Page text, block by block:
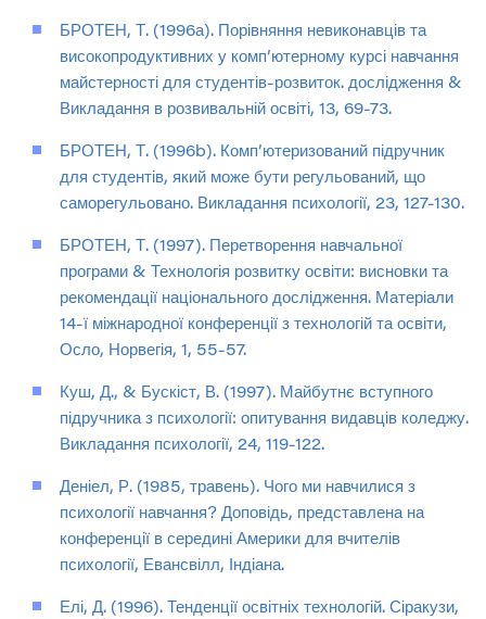
БРОТЕН, Т. (1996а). Порівняння невиконавців та
високопродуктивних у комп’ютерному курсі навчання
майстерності для студентів-розвиток. дослідження &
Викладання в розвивальній освіті, 13, 69-73.
БРОТЕН, Т. (1996b). Комп’ютеризований підручник
для студентів, який може бути регульований, що
саморегульовано. Викладання психології, 23, 127-130.
БРОТЕН, Т. (1997). Перетворення навчальної
програми & Технологія розвитку освіти: висновки та
рекомендації національного дослідження. Матеріали
14-ї міжнародної конференції з технологій та освіти,
Осло, Норвегія, 1, 55-57.
Куш, Д., & Бускіст, В. (1997). Майбутнє вступного
підручника з психології: опитування видавців коледжу.
Викладання психології, 24, 119-122.
Деніел, Р. (1985, травень). Чого ми навчилися з
психології навчання? Доповідь, представлена на
конференції в середині Америки для вчителів
психології, Евансвілл, Індіана.
Елі, Д. (1996). Тенденції освітніх технологій. Сіракузи,